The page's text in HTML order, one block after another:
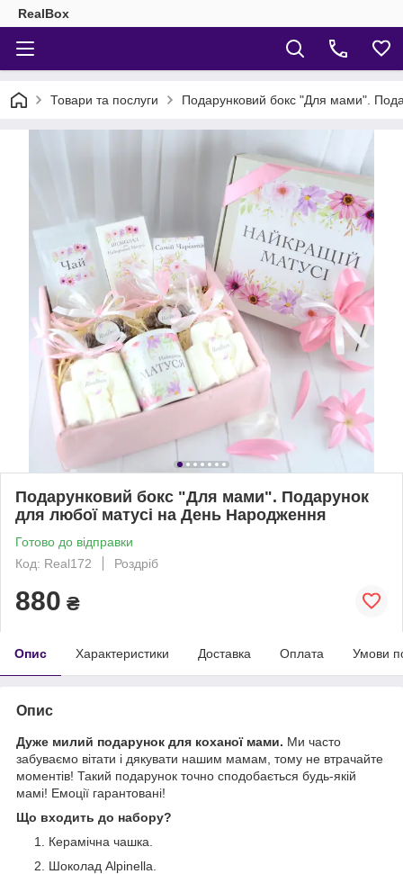
RealBox
Товари та послуги Подарунковий бокс "Для мами".
Подарунковий бокс "Для мами". Подарунок
для любої матусі на День Народження
Готово до відправки
Код: Real172
Роздріб
880 ₴
Опис Характеристики Доставка Оплата Умови
Опис
Дуже милий подарунок для коханої мами. Ми часто
забуваємо вітати і дякувати нашим мамам, тому не втрачайте
моментів! Такий подарунок точно сподобається будь-якій
мамі! Емоції гарантовані!
Що входить до набору?
Керамічна чашка.
Шоколад Alpinella.